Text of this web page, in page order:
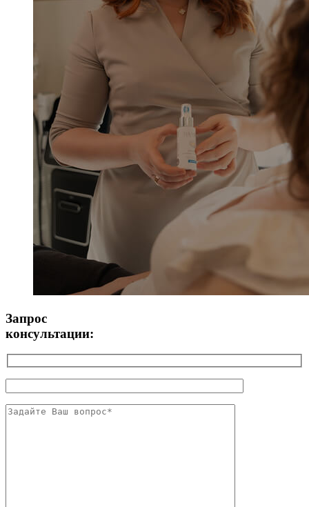
Запрос
консультации: